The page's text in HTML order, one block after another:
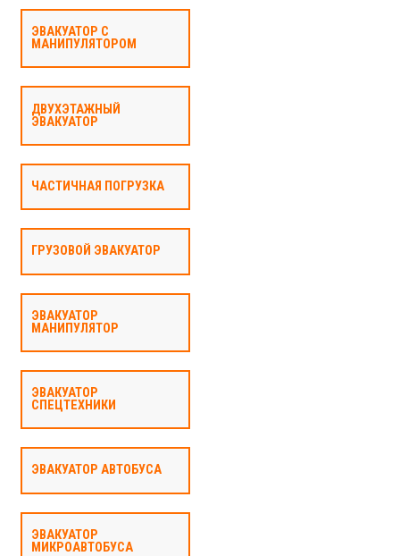
ЭВАКУАТОР С
МАНИПУЛЯТОРОМ
ДВУХЭТАЖНЫЙ
ЭВАКУАТОР
ЧАСТИЧНАЯ ПОГРУЗКА
ГРУЗОВОЙ ЭВАКУАТОР
ЭВАКУАТОР
МАНИПУЛЯТОР
ЭВАКУАТОР
СПЕЦТЕХНИКИ
ЭВАКУАТОР АВТОБУСА
ЭВАКУАТОР
МИКРОАВТОБУСА